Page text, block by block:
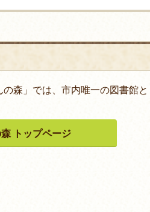
森」では、市内唯一の図書館
トップページ